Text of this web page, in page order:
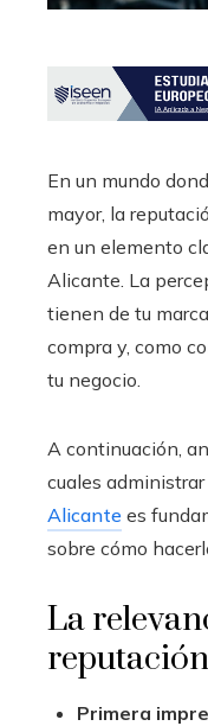
En un mundo
mayor, la
en un elemento
Alicante. La
tienen de tu
compra y, como
tu negocio.
A continuación,
cuales administrar
Alicante es
sobre cómo
La
Primera